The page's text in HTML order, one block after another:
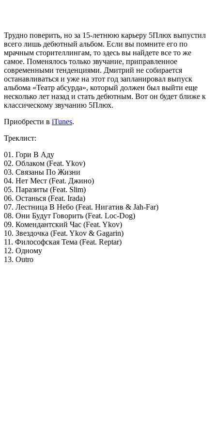
Трудно поверить, но за 15-летнюю карьеру 5Плюх выпустил
всего лишь дебютный альбом. Если вы помните его по
мрачным сторителлингам, то здесь вы найдете все то же
самое. Поменялось только звучание, приправленное
современными тенденциями. Дмитрий не собирается
останавливаться и уже на этот год запланировал выпуск
альбома «Театр абсурда», который должен был выйти еще
несколько лет назад и стать дебютным. Вот он будет ближе к
классическому звучанию 5Плюх.
Приобрести в iTunes.
Треклист:
01. Гори В Аду
02. Облаком (Feat. Ykov)
03. Связаны По Жизни
04. Нет Мест (Feat. Джино)
05. Паразиты (Feat. Slim)
06. Останься (Feat. Irada)
07. Лестница В Небо (Feat. Нигатив & Jah-Far)
08. Они Будут Говорить (Feat. Loc-Dog)
09. Комендантский Час (Feat. Ykov)
10. Звездочка (Feat. Ykov & Gagarin)
11. Философская Тема (Feat. Reptar)
12. Одному
13. Outro